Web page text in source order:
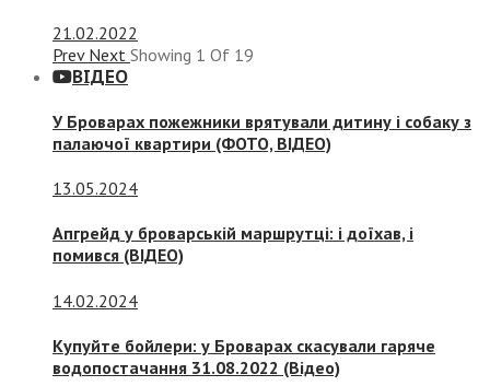
21.02.2022
Prev Next Showing 1 Of 19
ВІДЕО
У Броварах пожежники врятували дитину і собаку з
палаючої квартири (ФОТО, ВІДЕО)
13.05.2024
Апгрейд у броварській маршрутці: і доїхав, і
помився (ВІДЕО)
14.02.2024
Купуйте бойлери: у Броварах скасували гаряче
водопостачання 31.08.2022 (Відео)